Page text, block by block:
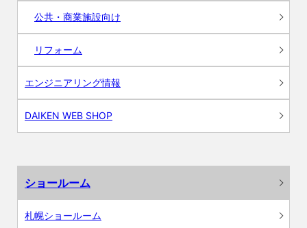
公共・商業施設向け
リフォーム
エンジニアリング情報
DAIKEN WEB SHOP
ショールーム
札幌ショールーム